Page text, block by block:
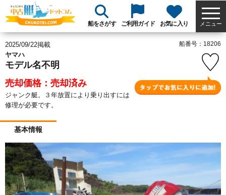
船をさがす ご利用ガイド お気に入り メニュー
2025/09/22掲載
ヤマハ
モデル名不明
売却価格：売却済み
ジャンク艇。３年放置により乗り出すには
修理が必要です。
船番号：18206
基本情報